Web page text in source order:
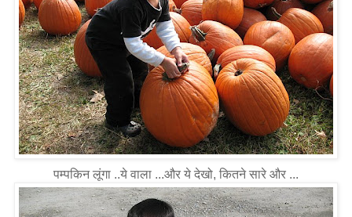
पम्पकिन लूंगा ..ये वाला ...और ये देखो, कितने सारे और ...